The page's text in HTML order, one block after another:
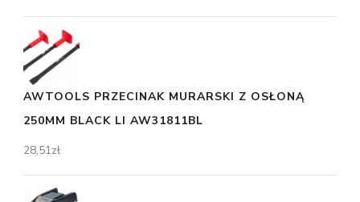
AWTOOLS PRZECINAK MURARSKI Z OSŁONĄ
250MM BLACK LI AW31811BL
28,51zł